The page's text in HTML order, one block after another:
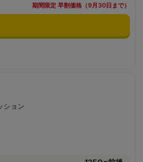
期間限定 早割価格（9月30日まで）